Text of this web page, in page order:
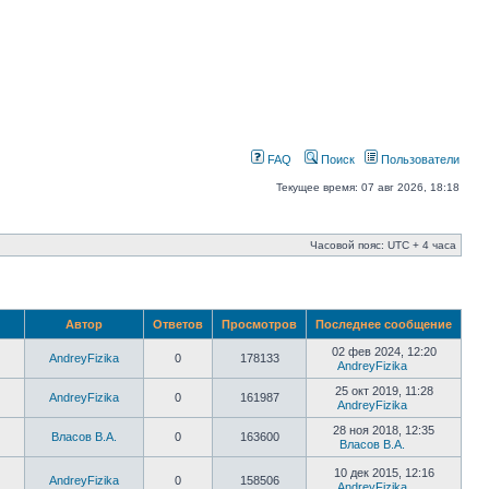
FAQ Поиск Пользователи
Текущее время: 07 авг 2026, 18:18
Часовой пояс: UTC + 4 часа
Автор Ответов Просмотров Последнее сообщение
AndreyFizika 0 178133
02 фев 2024, 12:20
AndreyFizika
AndreyFizika 0 161987
25 окт 2019, 11:28
AndreyFizika
Власов В.А. 0 163600
28 ноя 2018, 12:35
Власов В.А.
AndreyFizika 0 158506
10 дек 2015, 12:16